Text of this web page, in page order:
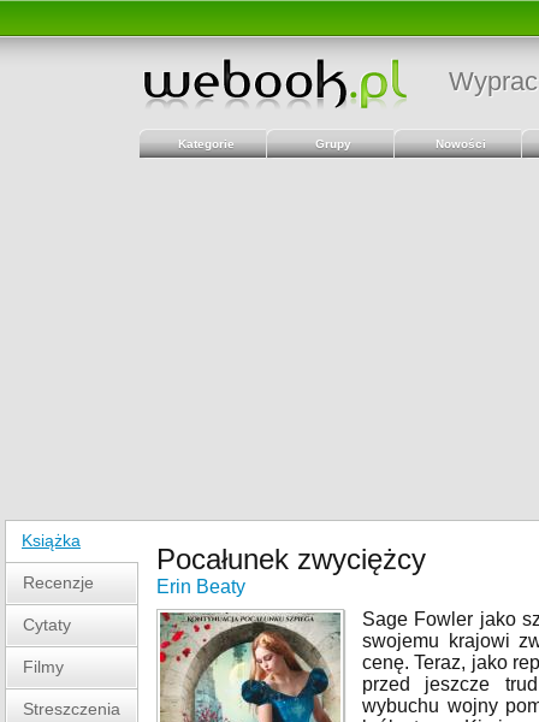
Kategorie Grupy Nowości
Książka
Recenzje
Cytaty
Filmy
Streszczenia
Pocałunek zwyciężcy
Erin Beaty
Sage Fowler jako
swojemu krajowi
cenę. Teraz, jako
przed jeszcze
wybuchu wojny